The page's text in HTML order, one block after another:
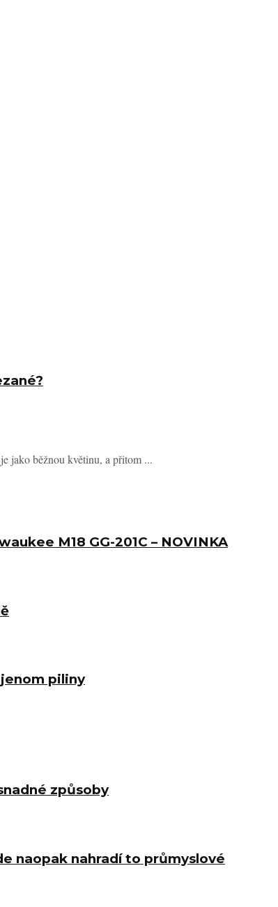
jako běžnou květinu, a přitom ...
M18 GG-201C – NOVINKA
piliny
způsoby
naopak nahradí to průmyslové